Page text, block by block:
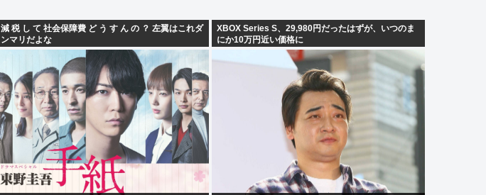
減 税 し て 社会保障費 ど う す ん の ？ 左翼はこれダ
ンマリだよな
XBOX Series S、29,980円だったはずが、いつのま
にか10万円近い価格に